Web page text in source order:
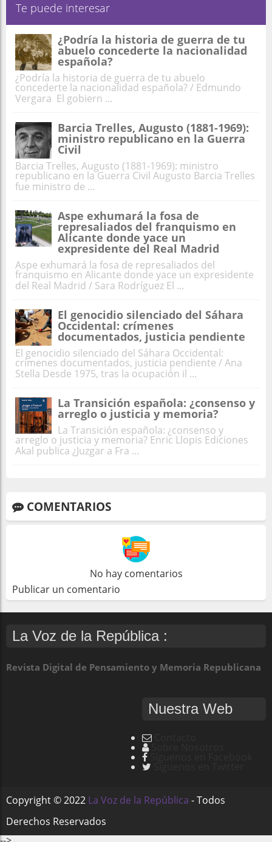
Te puede interesar
¿Podría la historia de guerra de tu
abuelo concederte la nacionalidad
española?
¿Podría la historia de guerra de tu abuelo
concederte la nacionalidad española? / Edmundo
Vergara El gobiern ...
Barcia Trelles, Augusto (1881-1969):
ministro republicano en la Guerra
Civil
Barcia Trelles, Augusto (1881-1969): ministro
republicano en la Guerra Civil Augusto Barcia Trelles
fue ministro de ...
Aspe exhumará la fosa de
represaliados del franquismo en
Alicante donde yace un
expresidente del Real Madrid
Aspe exhumará la fosa de represaliados del
franquismo en Alicante donde yace un expresidente
del Real Madrid / Sara Rodríguez El ...
El genocidio silenciado del Sáhara
Occidental: crímenes
documentados, justicia pendiente
El genocidio silenciado del Sáhara Occidental:
crímenes documentados, justicia pendiente / Ana
Stella Desde 1975, tras la ocupación il ...
La Transición española: ¿consenso y
arreglo o justicia y memoria?
La Transición española: ¿consenso y
arreglo o justicia y memoria? Enric Llopis Ediciones
Akal publica ¿Juzgar a Fra ...
COMENTARIOS
No hay comentarios
Publicar un comentario
La Voz de la República :
Revista Digital de Pensamiento y Memoria Republicana
Nuestra Web
Copyright ©2022 La Voz de la República - Todos
Derechos Reservados